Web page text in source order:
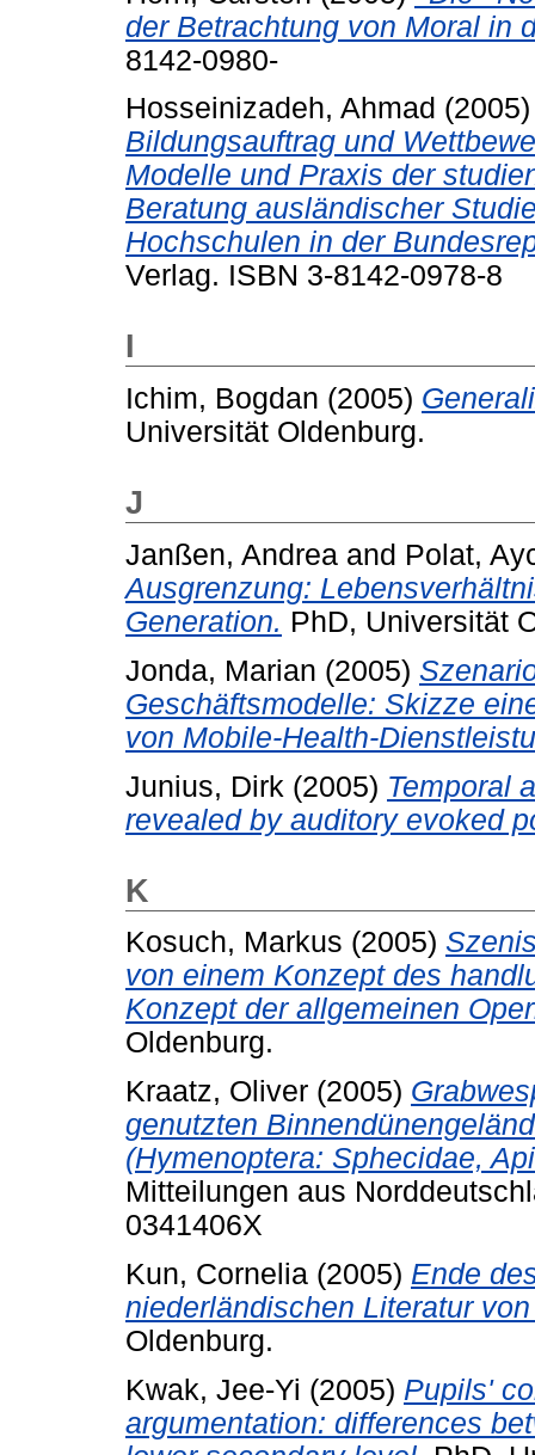
der Betrachtung von Moral in
8142-0980-
Hosseinizadeh, Ahmad
Bildungsauftrag und
Modelle und Praxis der
Beratung ausländischer
Hochschulen in der
Verlag. ISBN 3-8142-0978-8
I
Ichim, Bogdan (2005)
Universität Oldenburg.
J
Janßen, Andrea and Polat,
Ausgrenzung:
Generation. PhD, Universität
Jonda, Marian (2005)
Geschäftsmodelle: Skizze
von Mobile-Health-
Junius, Dirk (2005) Temporal
revealed by auditory evoked
K
Kosuch, Markus (2005)
von einem Konzept des
Konzept der allgemeinen
Oldenburg.
Kraatz, Oliver (2005)
genutzten
(Hymenoptera: Sphecidae,
Mitteilungen aus
0341406X
Kun, Cornelia (2005) Ende
niederländischen Literatur
Oldenburg.
Kwak, Jee-Yi (2005) Pupils'
argumentation: differences